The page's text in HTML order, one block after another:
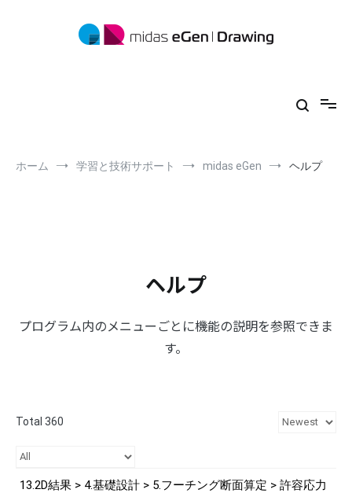
ホーム 学習と技術サポート midas eGen ヘルプ
ヘルプ
プログラム内のメニューごとに機能の説明を参照できま
す。
Total 360
13.2D結果 > 4.基礎設計 > 5.フーチング断面算定 > 許容応力